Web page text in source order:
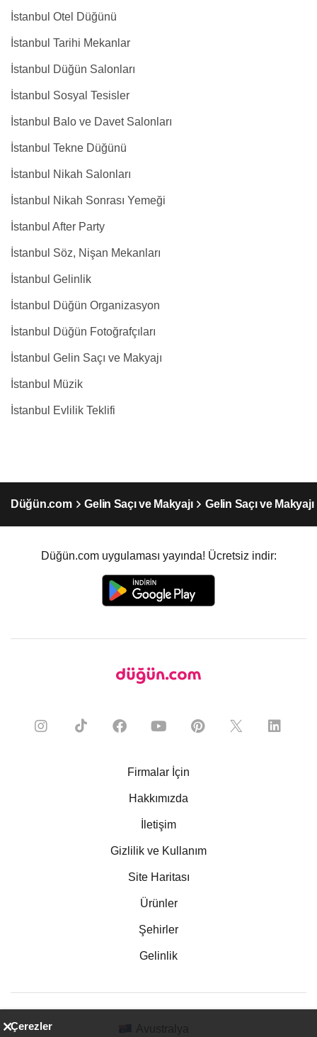
İstanbul Otel Düğünü
İstanbul Tarihi Mekanlar
İstanbul Düğün Salonları
İstanbul Sosyal Tesisler
İstanbul Balo ve Davet Salonları
İstanbul Tekne Düğünü
İstanbul Nikah Salonları
İstanbul Nikah Sonrası Yemeği
İstanbul After Party
İstanbul Söz, Nişan Mekanları
İstanbul Gelinlik
İstanbul Düğün Organizasyon
İstanbul Düğün Fotoğrafçıları
İstanbul Gelin Saçı ve Makyajı
İstanbul Müzik
İstanbul Evlilik Teklifi
Düğün.com Gelin Saçı ve Makyajı Gelin Saçı ve
Düğün.com uygulaması yayında! Ücretsiz indir:
Firmalar İçin
Hakkımızda
İletişim
Gizlilik ve Kullanım
Site Haritası
Ürünler
Şehirler
Gelinlik
Çerezler